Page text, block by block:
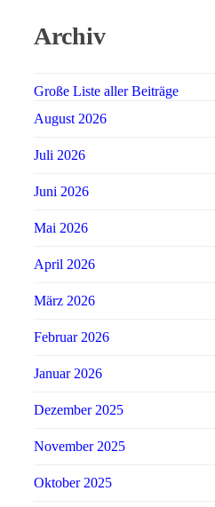
Archiv
Große Liste aller Beiträge
August 2026
Juli 2026
Juni 2026
Mai 2026
April 2026
März 2026
Februar 2026
Januar 2026
Dezember 2025
November 2025
Oktober 2025